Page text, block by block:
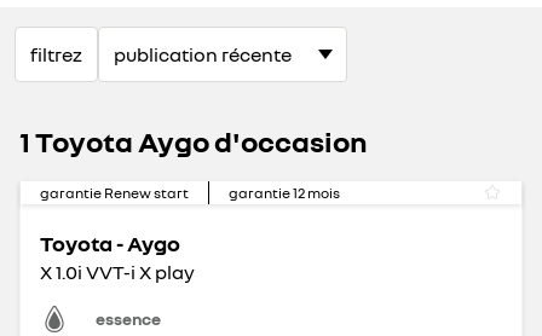
filtrez
1 Toyota Aygo d'occasion
garantie Renew start garantie12 mois
Toyota - Aygo
X 1.0i VVT-i X play
essence